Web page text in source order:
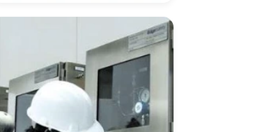
Equipamento De
Proteção Respiratória